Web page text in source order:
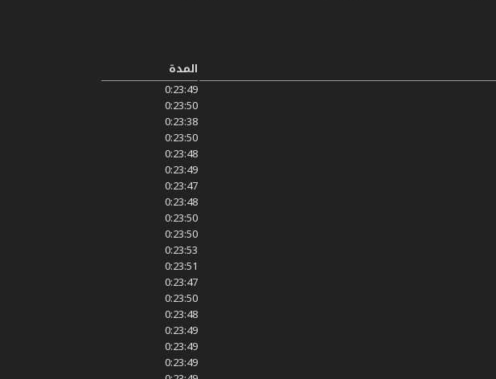
المدة
0:23:49
0:23:50
0:23:38
0:23:50
0:23:48
0:23:49
0:23:47
0:23:48
0:23:50
0:23:50
0:23:53
0:23:51
0:23:47
0:23:50
0:23:48
0:23:49
0:23:49
0:23:49